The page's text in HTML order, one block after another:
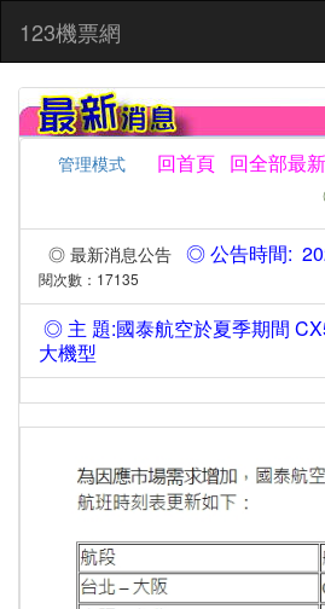
123機票網
管理模式 回首頁 回全部最
◎ 最新消息公告 ◎ 公告時間:
閱次數：17135
◎ 主 題:國泰航空於夏季期間
大機型